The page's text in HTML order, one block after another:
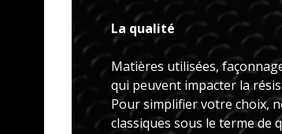
La qualité
Matières utilisées,
qui peuvent impacter la
Pour simplifier votre choix,
classiques sous le terme de